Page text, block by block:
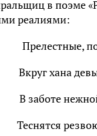
в
реалиями:
Прелестные,
Вкруг хана
В заботе
Теснятся